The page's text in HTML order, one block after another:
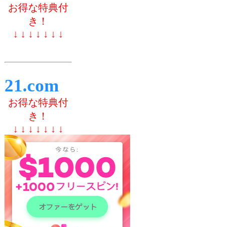
お得な特典付
き！
↓ ↓ ↓ ↓ ↓ ↓ ↓
21.com
お得な特典付
き！
↓ ↓ ↓ ↓ ↓ ↓ ↓